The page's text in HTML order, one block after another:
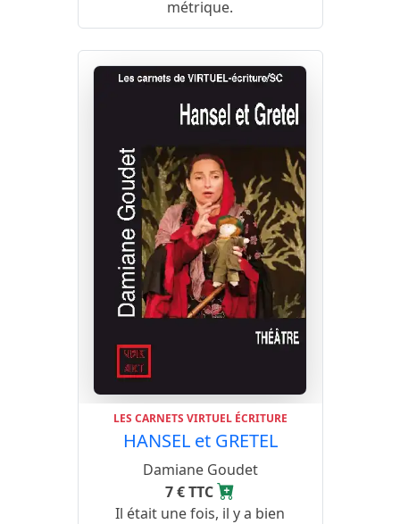
métrique.
LES CARNETS VIRTUEL ÉCRITURE
HANSEL et GRETEL
Damiane Goudet
7 € TTC
Il était une fois, il y a bien